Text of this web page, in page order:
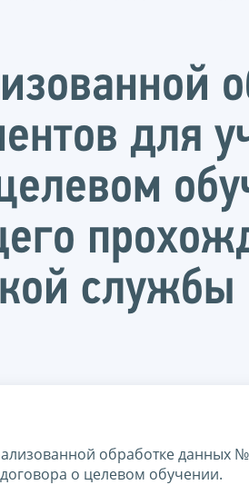
для
службы
обработке данных
о целевом обучении.